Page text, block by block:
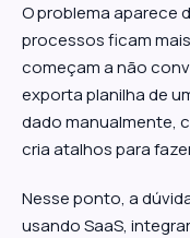
O problema aparece
processos ficam
começam a não
exporta planilha de
dado manualmente,
cria atalhos para
Nesse ponto, a
usando SaaS,